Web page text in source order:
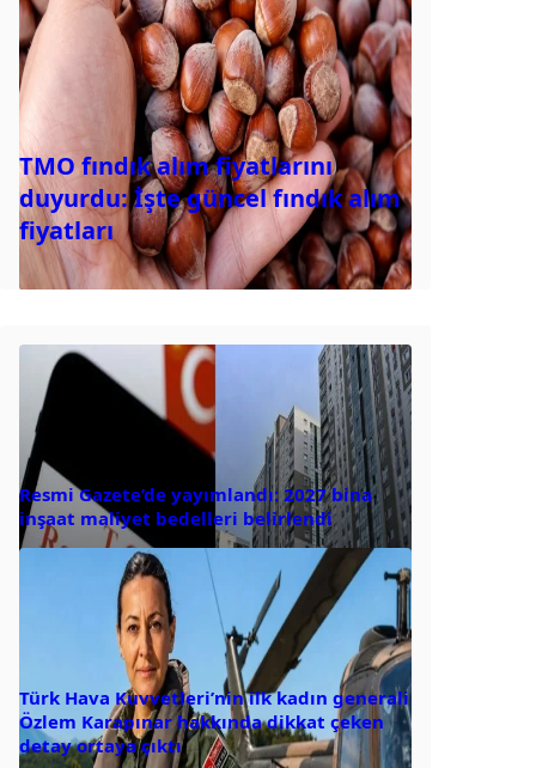
TMO fındık alım fiyatlarını
duyurdu: İşte güncel fındık alım
fiyatları
Resmi Gazete’de yayımlandı: 2027 bina
inşaat maliyet bedelleri belirlendi
Türk Hava Kuvvetleri’nin ilk kadın generali
Özlem Karapınar hakkında dikkat çeken
detay ortaya çıktı